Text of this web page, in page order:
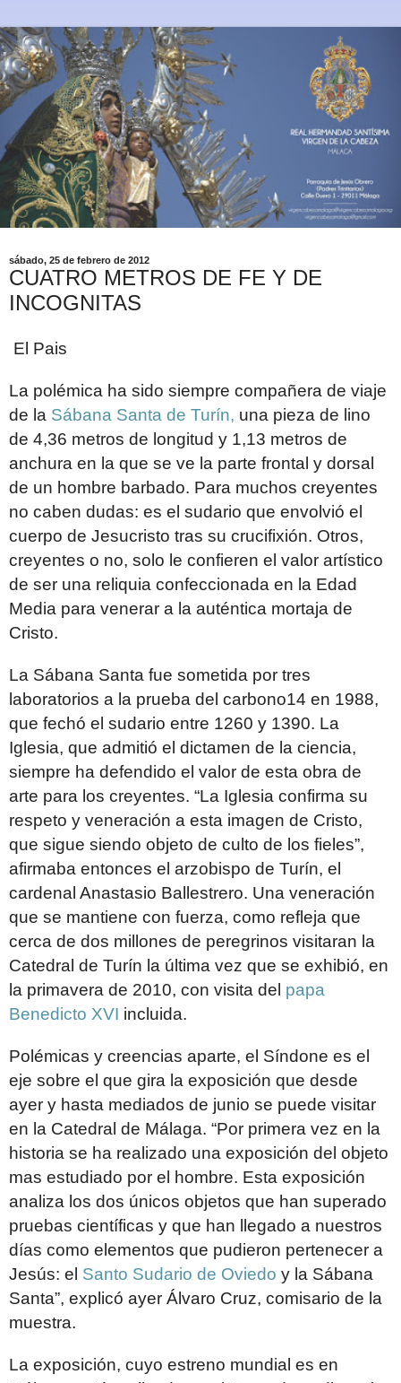
sábado, 25 de febrero de 2012
CUATRO METROS DE FE Y DE
INCOGNITAS
El Pais
La polémica ha sido siempre compañera de viaje
de la Sábana Santa de Turín, una pieza de lino
de 4,36 metros de longitud y 1,13 metros de
anchura en la que se ve la parte frontal y dorsal
de un hombre barbado. Para muchos creyentes
no caben dudas: es el sudario que envolvió el
cuerpo de Jesucristo tras su crucifixión. Otros,
creyentes o no, solo le confieren el valor artístico
de ser una reliquia confeccionada en la Edad
Media para venerar a la auténtica mortaja de
Cristo.
La Sábana Santa fue sometida por tres
laboratorios a la prueba del carbono14 en 1988,
que fechó el sudario entre 1260 y 1390. La
Iglesia, que admitió el dictamen de la ciencia,
siempre ha defendido el valor de esta obra de
arte para los creyentes. “La Iglesia confirma su
respeto y veneración a esta imagen de Cristo,
que sigue siendo objeto de culto de los fieles”,
afirmaba entonces el arzobispo de Turín, el
cardenal Anastasio Ballestrero. Una veneración
que se mantiene con fuerza, como refleja que
cerca de dos millones de peregrinos visitaran la
Catedral de Turín la última vez que se exhibió, en
la primavera de 2010, con visita del papa
Benedicto XVI incluida.
Polémicas y creencias aparte, el Síndone es el
eje sobre el que gira la exposición que desde
ayer y hasta mediados de junio se puede visitar
en la Catedral de Málaga. “Por primera vez en la
historia se ha realizado una exposición del objeto
mas estudiado por el hombre. Esta exposición
analiza los dos únicos objetos que han superado
pruebas científicas y que han llegado a nuestros
días como elementos que pudieron pertenecer a
Jesús: el Santo Sudario de Oviedo y la Sábana
Santa”, explicó ayer Álvaro Cruz, comisario de la
muestra.
La exposición, cuyo estreno mundial es en